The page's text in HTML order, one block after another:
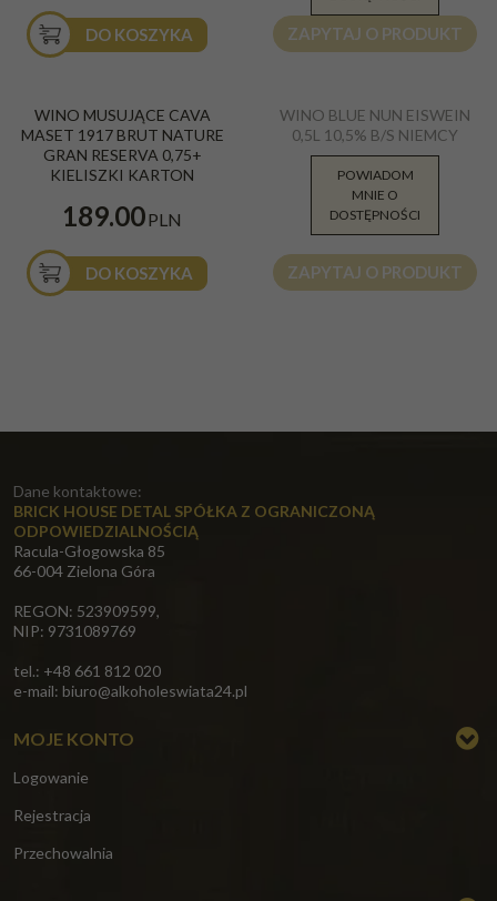
DO KOSZYKA ZAPYTAJ O PRODUKT
WINO MUSUJĄCE CAVA
MASET 1917 BRUT NATURE
GRAN RESERVA 0,75+
KIELISZKI KARTON
189.00PLN
DO KOSZYKA
WINO BLUE NUN EISWEIN
0,5L 10,5% B/S NIEMCY
149.90PLN
ZAPYTAJ O PRODUKT
POWIADOM
MNIE O
DOSTĘPNOŚCI
Dane kontaktowe:
BRICK HOUSE DETAL SPÓŁKA Z OGRANICZONĄ
ODPOWIEDZIALNOŚCIĄ
Racula-Głogowska 85
66-004 Zielona Góra
REGON: 523909599,
NIP: 9731089769
tel.: +48 661 812 020
e-mail: biuro@alkoholeswiata24.pl
MOJE KONTO
Logowanie
Rejestracja
Przechowalnia